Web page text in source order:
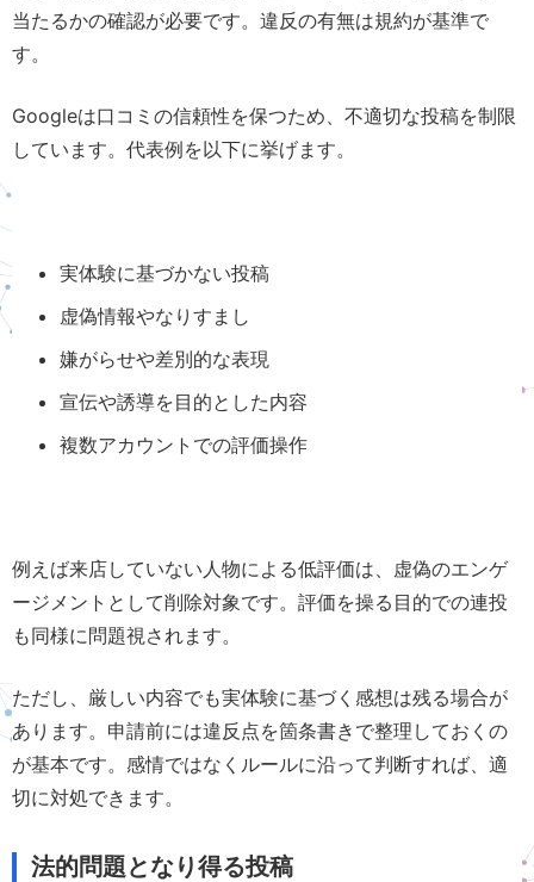
当たるかの確認が必要です。違反の有無は規約が基準で
す。
Googleは口コミの信頼性を保つため、不適切な投稿を制限
しています。代表例を以下に挙げます。
実体験に基づかない投稿
虚偽情報やなりすまし
嫌がらせや差別的な表現
宣伝や誘導を目的とした内容
複数アカウントでの評価操作
例えば来店していない人物による低評価は、虚偽のエンゲ
ージメントとして削除対象です。評価を操る目的での連投
も同様に問題視されます。
ただし、厳しい内容でも実体験に基づく感想は残る場合が
あります。申請前には違反点を箇条書きで整理しておくの
が基本です。感情ではなくルールに沿って判断すれば、適
切に対処できます。
法的問題となり得る投稿